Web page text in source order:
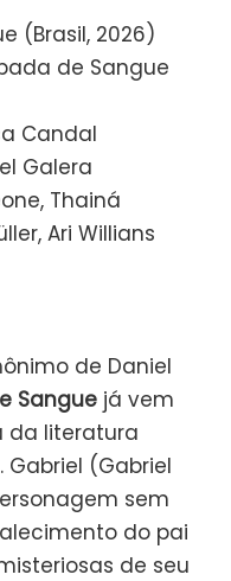
(Brasil, 2026)
de Sangue
Candal
Galera
Thainá
Ari Willians
de Daniel
Sangue já vem
da literatura
(Gabriel
sem
do pai
de seu